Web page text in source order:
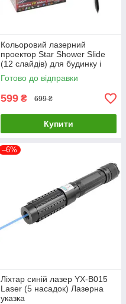
Кольоровий лазерний
проектор Star Shower Slide
(12 слайдів) для будинку і
вулиці
Готово до відправки
599 ₴ 699 ₴
Купити
–6%
Ліхтар синій лазер YX-B015
Laser (5 насадок) Лазерна
указка